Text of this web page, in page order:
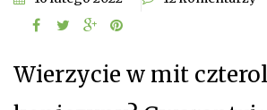
Wierzycie w mit